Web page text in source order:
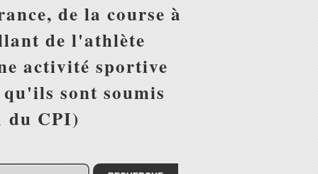
de la course à
de l'athlète
activité sportive
sont soumis
du CPI)